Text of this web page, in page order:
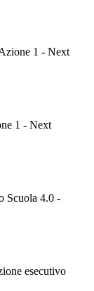
1 - Next
1 - Next
Scuola 4.0 -
esecutivo